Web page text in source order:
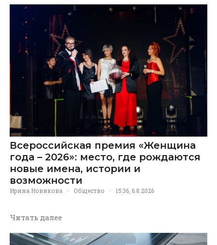
Всероссийская премия «Женщина
года – 2026»: место, где рождаются
новые имена, истории и
возможности
Ирина Новикова · Общество · 15:36, 6.8.2026
Читать далее